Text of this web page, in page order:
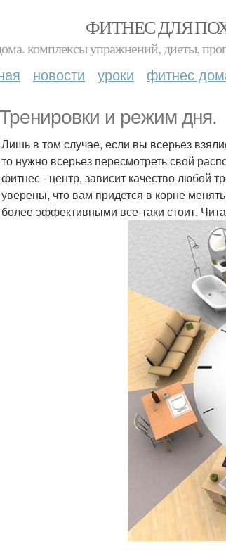
ФИТНЕС ДЛЯ
комплексы упражнений, диеты,
новости уроки фитнес
Тренировки и режим дня.
Лишь в том случае, если вы всерьез
то нужно всерьез пересмотреть свой
фитнес - центр, зависит качество любой
уверены, что вам придется в корне
более эффективными все-таки стоит.